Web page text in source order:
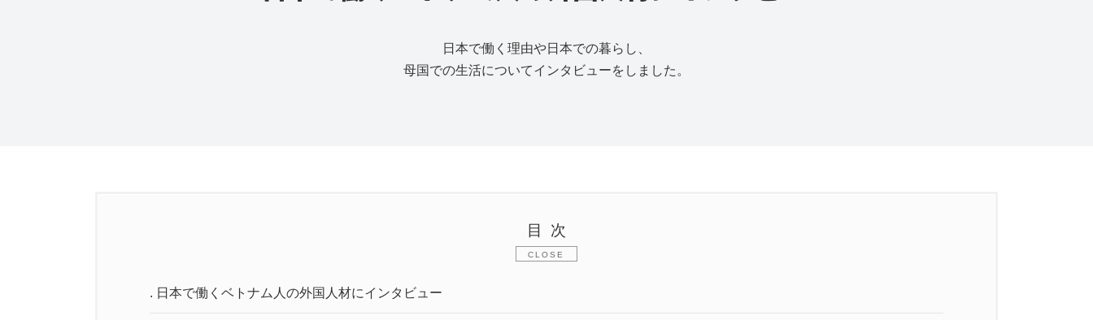
日本で働く理由や日本での暮らし、
母国での生活についてインタビューをしました。
目次
. 日本で働くベトナム人の外国人材にインタビュー